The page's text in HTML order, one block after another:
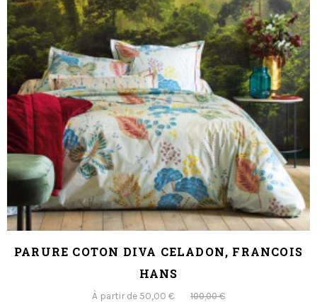
PARURE COTON DIVA CELADON, FRANCOIS
HANS
À partir de 50,00 € 100,00 €